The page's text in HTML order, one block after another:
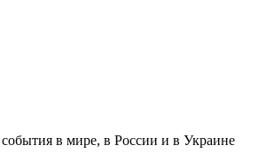
в мире, в России и в Украине